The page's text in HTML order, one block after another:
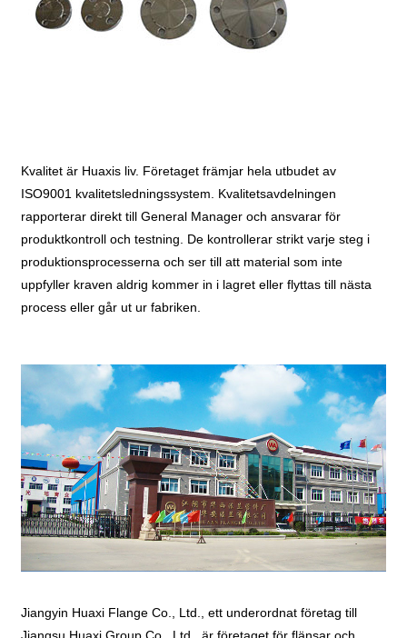
Kvalitet är Huaxis liv. Företaget främjar hela utbudet av
ISO9001 kvalitetsledningssystem. Kvalitetsavdelningen
rapporterar direkt till General Manager och ansvarar för
produktkontroll och testning. De kontrollerar strikt varje steg i
produktionsprocesserna och ser till att material som inte
uppfyller kraven aldrig kommer in i lagret eller flyttas till nästa
process eller går ut ur fabriken.
Jiangyin Huaxi Flange Co., Ltd., ett underordnat företag till